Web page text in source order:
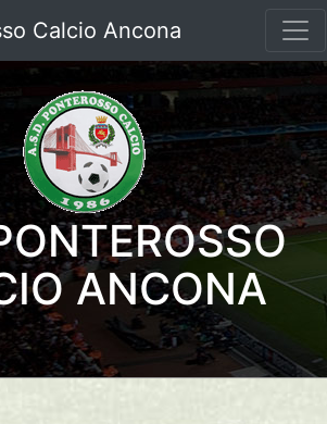
Calcio Ancona
ANCONA